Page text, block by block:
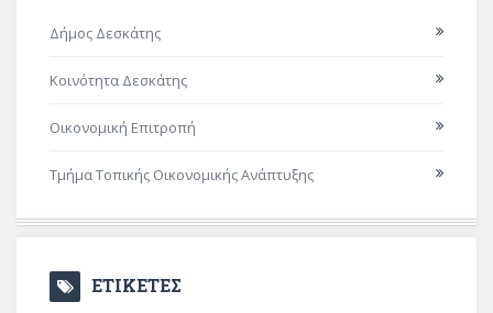
Δήμος Δεσκάτης
Κοινότητα Δεσκάτης
Οικονομική Επιτροπή
Τμήμα Τοπικής Οικονομικής Ανάπτυξης
ΕΤΙΚΕΤΕΣ